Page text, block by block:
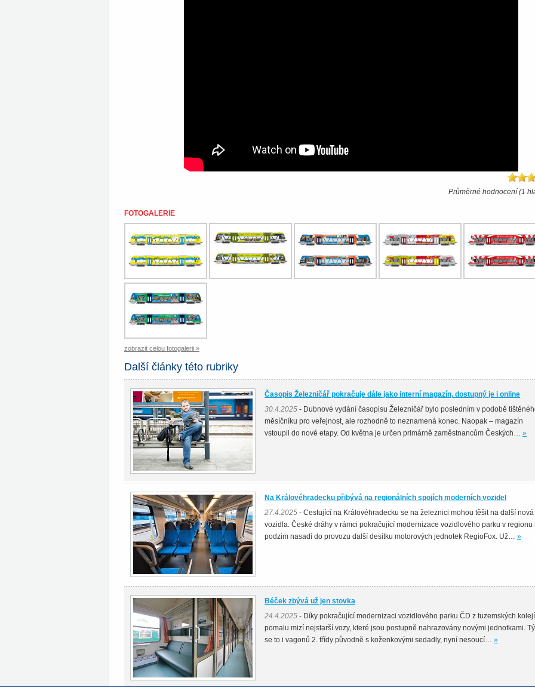
Průměrné hodnocení (1
FOTOGALERIE
zobrazit celou fotogalerii »
Další články této rubriky
Časopis Železničář pokračuje dále jako interní magazín, dostupný je i online
30.4.2025 - Dubnové vydání časopisu Železničář bylo posledním v podobě
měsíčníku pro veřejnost, ale rozhodně to neznamená konec. Naopak – magazín
vstoupil do nové etapy. Od května je určen primárně zaměstnancům Českých… »
Na Královéhradecku přibývá na regionálních spojích moderních vozidel
27.4.2025 - Cestující na Královéhradecku se na železnici mohou těšit na další nová
vozidla. České dráhy v rámci pokračující modernizace vozidlového parku v regionu
podzim nasadí do provozu další desítku motorových jednotek RegioFox. Už… »
Béček zbývá už jen stovka
24.4.2025 - Díky pokračující modernizaci vozidlového parku ČD z tuzemských kolejí
pomalu mizí nejstarší vozy, které jsou postupně nahrazovány novými jednotkami.
se to i vagonů 2. třídy původně s koženkovými sedadly, nyní nesoucí… »